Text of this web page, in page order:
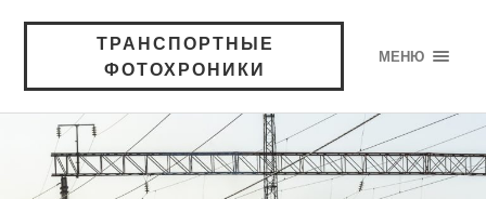
ТРАНСПОРТНЫЕ
ФОТОХРОНИКИ
МЕНЮ